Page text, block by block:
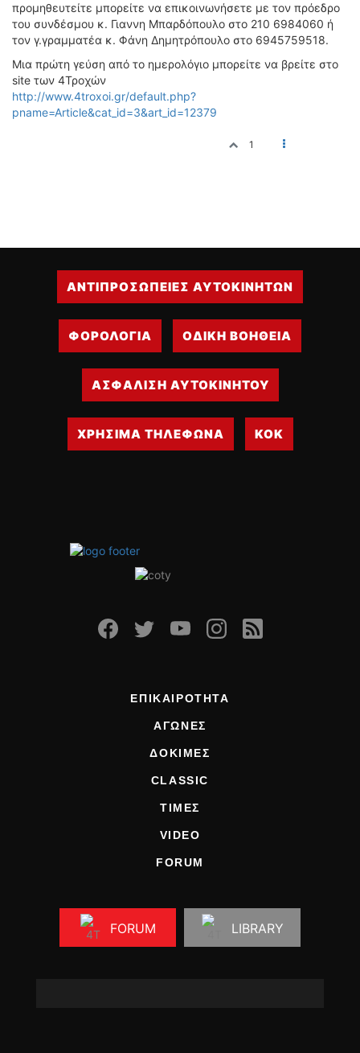
προμηθευτείτε μπορείτε να επικοινωνήσετε με τον πρόεδρο
του συνδέσμου κ. Γιαννη Μπαρδόπουλο στο 210 6984060 ή
τον γ.γραμματέα κ. Φάνη Δημητρόπουλο στο 6945759518.
Μια πρώτη γεύση από το ημερολόγιο μπορείτε να βρείτε στο
site των 4Τροχών
http://www.4troxoi.gr/default.php?
pname=Article&cat_id=3&art_id=12379
1
ΑΝΤΙΠΡΟΣΩΠΕΙΕΣ ΑΥΤΟΚΙΝΗΤΩΝ
ΦΟΡΟΛΟΓΙΑ ΟΔΙΚΗ ΒΟΗΘΕΙΑ
ΑΣΦΑΛΙΣΗ ΑΥΤΟΚΙΝΗΤΟΥ
ΧΡΗΣΙΜΑ ΤΗΛΕΦΩΝΑ ΚΟΚ
ΕΠΙΚΑΙΡΟΤΗΤΑ
ΑΓΩΝΕΣ
ΔΟΚΙΜΕΣ
CLASSIC
ΤΙΜΕΣ
VIDEO
FORUM
FORUM LIBRARY